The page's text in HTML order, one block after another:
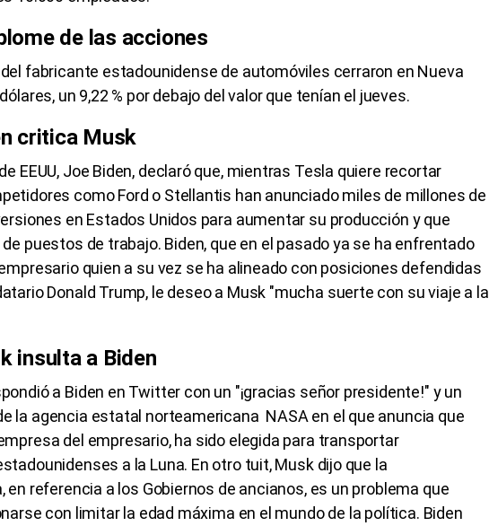
de las acciones
fabricante estadounidense de automóviles cerraron en Nueva
un 9,22 % por debajo del valor que tenían el jueves.
critica Musk
EEUU, Joe Biden, declaró que, mientras Tesla quiere recortar
como Ford o Stellantis han anunciado miles de millones de
en Estados Unidos para aumentar su producción y que
puestos de trabajo. Biden, que en el pasado ya se ha enfrentado
quien a su vez se ha alineado con posiciones defendidas
Donald Trump, le deseo a Musk "mucha suerte con su viaje a la
insulta a Biden
a Biden en Twitter con un "¡gracias señor presidente!" y un
la agencia estatal norteamericana NASA en el que anuncia que
del empresario, ha sido elegida para transportar
a la Luna. En otro tuit, Musk dijo que la
en referencia a los Gobiernos de ancianos, es un problema que
con limitar la edad máxima en el mundo de la política. Biden